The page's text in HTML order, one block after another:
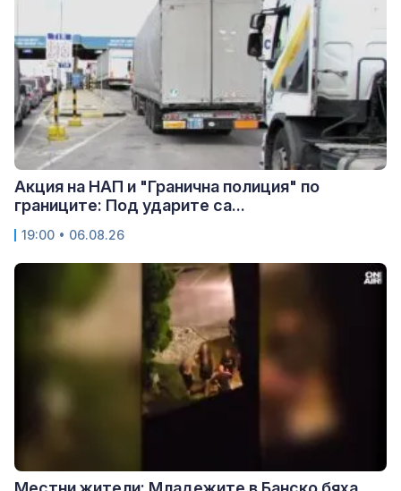
Акция на НАП и "Гранична полиция" по
границите: Под ударите са...
19:00 • 06.08.26